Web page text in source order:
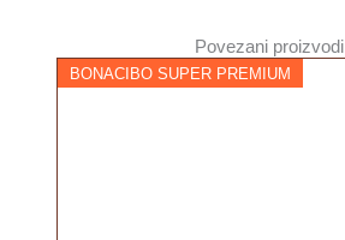
Povezani proizvodi
BONACIBO SUPER PREMIUM